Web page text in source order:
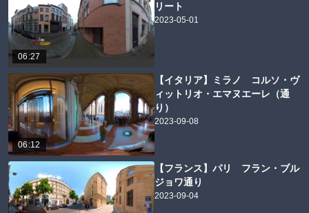
06:27
リート
2023-05-01
06:12
【イタリア】ミラノ コルソ・ヴ
ィットリオ・エマヌエーレ（通
り）
2023-09-08
【フランス】パリ フラン・ブル
ジョワ通り
2023-09-04